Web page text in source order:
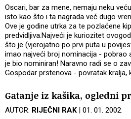
Oscari, bar za mene, nemaju neku
isto kao što i ta nagrada već dugo
Ove je godine utrka za te pozlaćene
predvidljiva.Najveći je kuriozitet
što je (vjerojatno po prvi puta u
imao najveći broj nominacija - pobrao
je bio nominiran! Naravno radi se o
Gospodar prstenova - povratak kralja,
Gatanje iz kašika, ogledni
AUTOR: RIJEČNI RAK| 01. 01. 2002.